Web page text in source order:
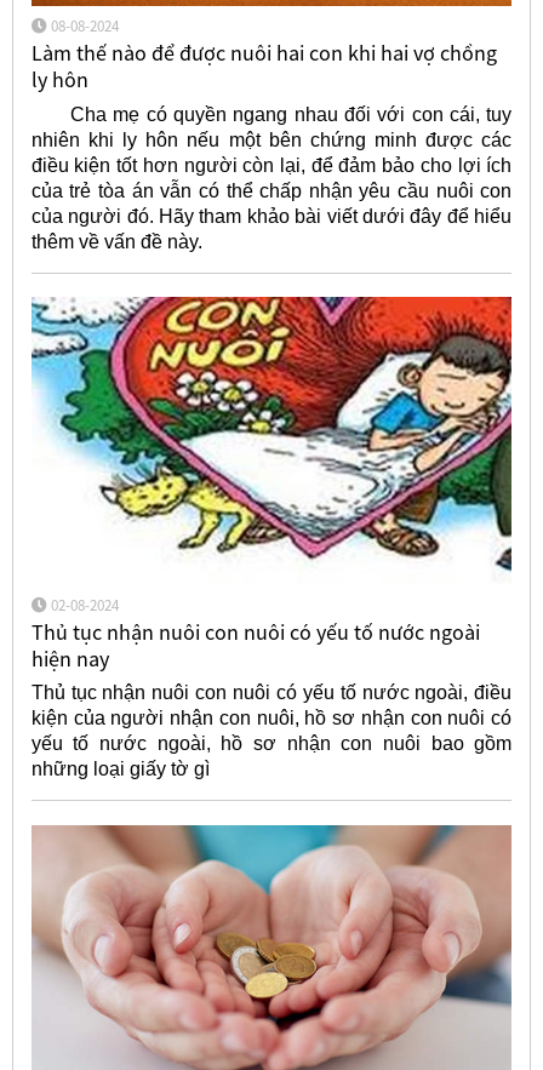
08-08-2024
Làm thế nào để được nuôi hai con khi hai vợ chồng
ly hôn
Cha mẹ có quyền ngang nhau đối với con cái, tuy
nhiên khi ly hôn nếu một bên chứng minh được các
điều kiện tốt hơn người còn lại, để đảm bảo cho lợi ích
của trẻ tòa án vẫn có thể chấp nhận yêu cầu nuôi con
của người đó. Hãy tham khảo bài viết dưới đây để hiểu
thêm về vấn đề này.
02-08-2024
Thủ tục nhận nuôi con nuôi có yếu tố nước ngoài
hiện nay
Thủ tục nhận nuôi con nuôi có yếu tố nước ngoài, điều
kiện của người nhận con nuôi, hồ sơ nhận con nuôi có
yếu tố nước ngoài, hồ sơ nhận con nuôi bao gồm
những loại giấy tờ gì